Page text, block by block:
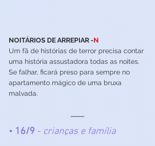
NOITÁRIOS DE ARREPIAR -N
Um fã de histórias de terror precisa contar
uma história assustadora todas as noites.
Se falhar, ficará preso para sempre no
apartamento mágico de uma bruxa
malvada.
• 16/9 - crianças e família